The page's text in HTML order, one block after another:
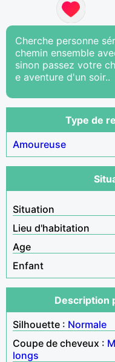
Cherche personne
chemin ensemble
sinon passez votre
e aventure d'un soir..
Type de
Amoureuse
Situation
Lieu d'habitation
Age
Enfant
Description
Silhouette : Normale
Coupe de cheveux :
longs